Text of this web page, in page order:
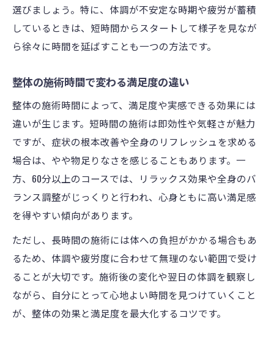
選びましょう。特に、体調が不安定な時期や疲労が蓄積
しているときは、短時間からスタートして様子を見なが
ら徐々に時間を延ばすことも一つの方法です。
整体の施術時間で変わる満足度の違い
整体の施術時間によって、満足度や実感できる効果には
違いが生じます。短時間の施術は即効性や気軽さが魅力
ですが、症状の根本改善や全身のリフレッシュを求める
場合は、やや物足りなさを感じることもあります。一
方、60分以上のコースでは、リラックス効果や全身のバ
ランス調整がじっくりと行われ、心身ともに高い満足感
を得やすい傾向があります。
ただし、長時間の施術には体への負担がかかる場合もあ
るため、体調や疲労度に合わせて無理のない範囲で受け
ることが大切です。施術後の変化や翌日の体調を観察し
ながら、自分にとって心地よい時間を見つけていくこと
が、整体の効果と満足度を最大化するコツです。